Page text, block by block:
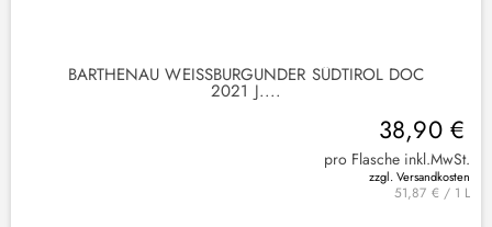
BARTHENAU WEISSBURGUNDER SÜDTIROL DOC 2
021 J....
38,90 €
pro Flasche inkl.MwSt.
zzgl. Versandkosten
51,87 € / 1 L